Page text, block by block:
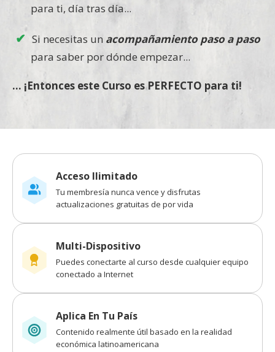
para ti, día tras día...
Si necesitas un acompañamiento paso a paso
para saber por dónde empezar...
... ¡Entonces este Curso es PERFECTO para ti!
Acceso Ilimitado
Tu membresía nunca vence y disfrutas
actualizaciones gratuitas de por vida
Multi-Dispositivo
Puedes conectarte al curso desde cualquier equipo
conectado a Internet
Aplica En Tu País
Contenido realmente útil basado en la realidad
económica latinoamericana